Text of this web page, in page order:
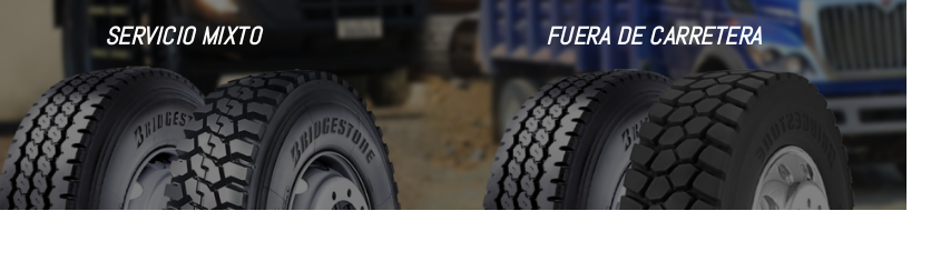
SERVICIO MIXTO FUERA DE CARRETERA